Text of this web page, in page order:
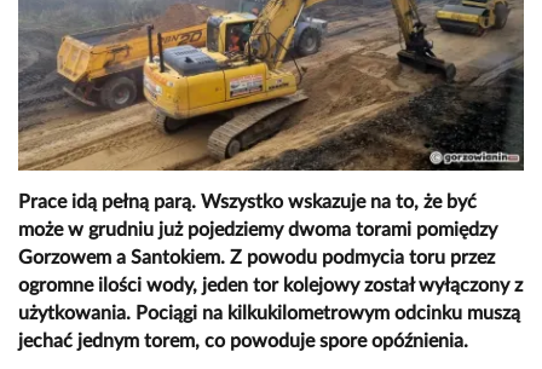
Prace idą pełną parą. Wszystko wskazuje na to, że być
może w grudniu już pojedziemy dwoma torami pomiędzy
Gorzowem a Santokiem. Z powodu podmycia toru przez
ogromne ilości wody, jeden tor kolejowy został wyłączony z
użytkowania. Pociągi na kilkukilometrowym odcinku muszą
jechać jednym torem, co powoduje spore opóźnienia.